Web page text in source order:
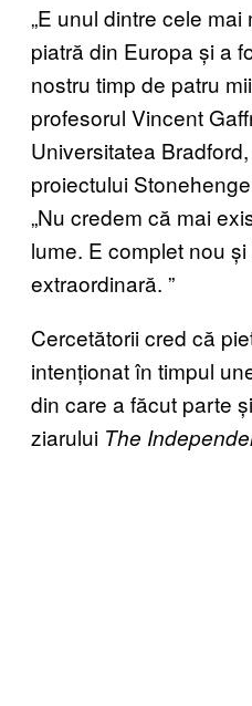
„E unul dintre cele
piatră din Europa și a
nostru timp de patru
profesorul Vincent
Universitatea
proiectului
„Nu credem că mai
lume. E complet nou
extraordinară. ”
Cercetătorii cred că
intenționat în timpul
din care a făcut parte
ziarului The